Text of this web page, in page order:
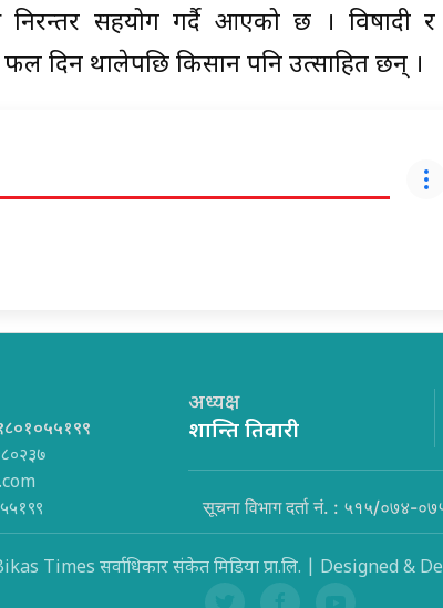
सहयोग गर्दै आएको छ । विषादी
फल दिन थालेपछि किसान पनि उत्साहित छन् ।
अध्यक्ष
शान्ति तिवारी
सूचना विभाग दर्ता नं. : ५१५/०७४-
Times सर्वाधिकार संकेत मिडिया प्रा.लि. | Designed &